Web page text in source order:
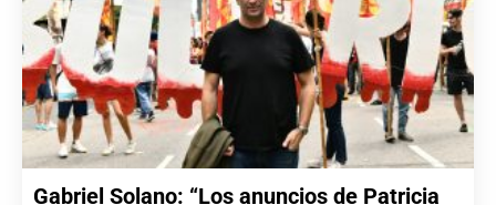
Gabriel Solano: “Los anuncios de Patricia